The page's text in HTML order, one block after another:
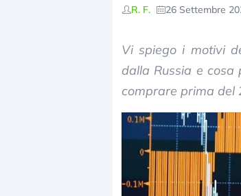
R. F. 26 Settembre
Vi spiego i motivi
dalla Russia e
comprare prima del